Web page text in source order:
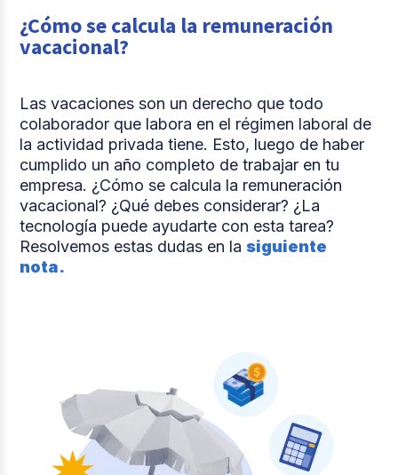
¿Cómo se calcula la remuneración
vacacional?
Las vacaciones son un derecho que todo
colaborador que labora en el régimen laboral de
la actividad privada tiene. Esto, luego de haber
cumplido un año completo de trabajar en tu
empresa. ¿Cómo se calcula la remuneración
vacacional? ¿Qué debes considerar? ¿La
tecnología puede ayudarte con esta tarea?
Resolvemos estas dudas en la siguiente
nota.